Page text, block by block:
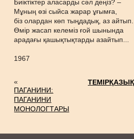
Биіктіктер аласарды сәл деңіз? –
Мұның өзі сыйса жарар ұғымға,
біз олардан көп тыңдадық, аз айтып.
Өмір жасап келеміз ғой шынында
арадағы қашықтықтарды азайтып...
1967
«
ПАГАНИНИ:
ПАГАНИНИ
МОНОЛОГТАРЫ
ТЕМІРҚАЗЫҚ